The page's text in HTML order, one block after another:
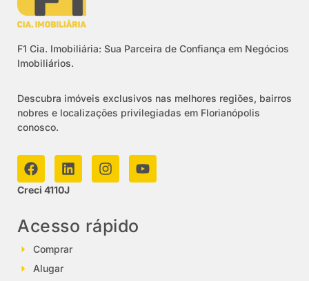
F1 Cia. Imobiliária: Sua Parceira de Confiança em Negócios
Imobiliários.
Descubra imóveis exclusivos nas melhores regiões, bairros
nobres e localizações privilegiadas em Florianópolis
conosco.
Creci 4110J
Acesso rápido
Comprar
Alugar